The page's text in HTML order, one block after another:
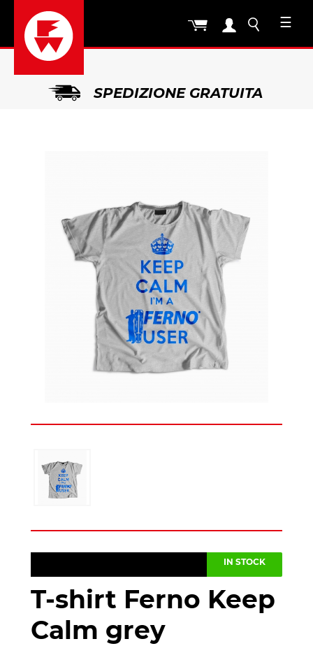
☰
SPEDIZIONE GRATUITA
IN STOCK
T-shirt Ferno Keep
Calm grey